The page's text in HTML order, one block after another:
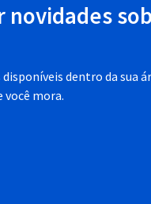
novidades
dentro da sua
você mora.